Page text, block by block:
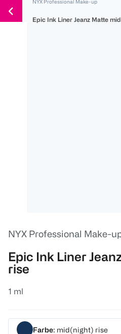
150 Ös
300 Ös
500 Ös
Weiter
zum
NYX Professional Make-up
Epic Ink Liner Jeanz Matte
NYX Professional Make-
Epic Ink Liner
rise
1 ml
Farbe: mid(night) rise